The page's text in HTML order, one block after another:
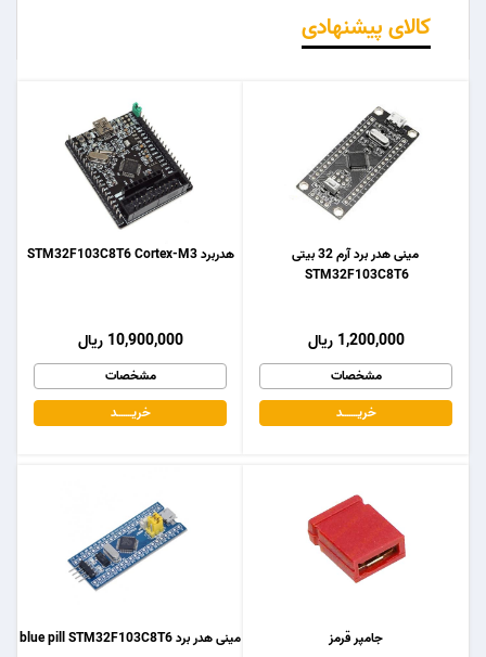
کالای پیشنهادی
هدربرد STM32F103C8T6 Cortex-M3
10,900,000 ریال
مشخصات
خریـــــــد
مینی هدر برد آرم 32 بیتی
STM32F103C8T6
1,200,000 ریال
مشخصات
خریـــــــد
مینی هدر برد blue pill STM32F103C8T6 جامپر قرمز